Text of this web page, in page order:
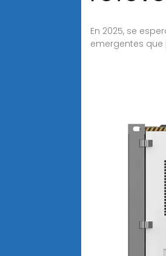
En 2025, se
emergentes